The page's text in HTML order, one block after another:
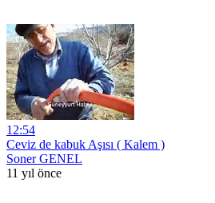
12:54
Ceviz de kabuk Aşısı ( Kalem )
Soner GENEL
11 yıl önce